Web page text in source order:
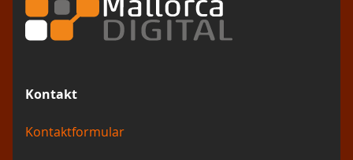
Kontakt
Kontaktformular